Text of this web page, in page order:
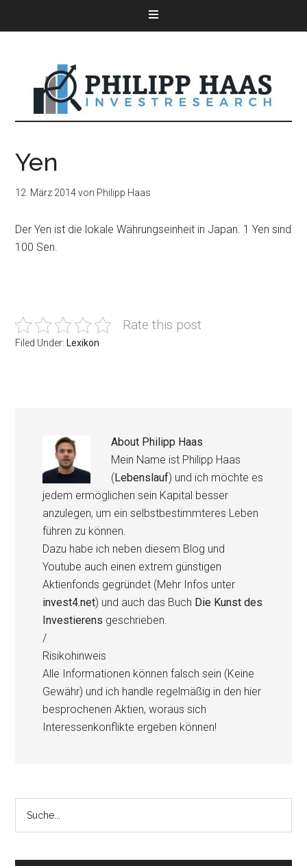
Yen
12. März 2014von Philipp Haas
Der Yen ist die lokale Währungseinheit in Japan. 1 Yen sind
100 Sen.
Rate this post
Filed Under: Lexikon
About Philipp Haas
Mein Name ist Philipp Haas
(Lebenslauf) und ich möchte es
jedem ermöglichen sein Kapital besser
anzulegen, um ein selbstbestimmteres Leben
führen zu können.
Dazu habe ich neben diesem Blog und
Youtube auch einen extrem günstigen
Aktienfonds gegründet (Mehr Infos unter
invest4.net) und auch das Buch Die Kunst des
Investierens geschrieben.
/
Risikohinweis
Alle Informationen können falsch sein (Keine
Gewähr) und ich handle regelmäßig in den hier
besprochenen Aktien, woraus sich
Interessenkonflikte ergeben können!